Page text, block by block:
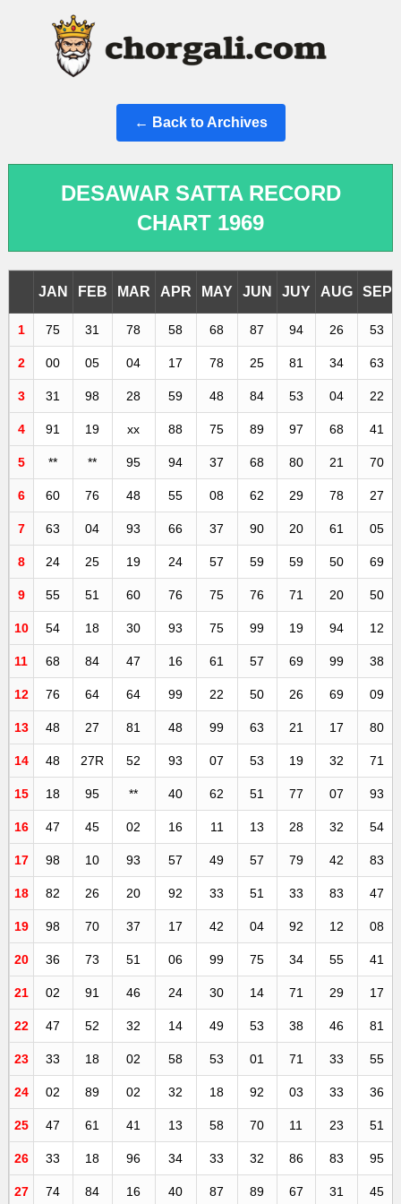
← Back to Archives
DESAWAR SATTA RECORD
CHART 1969
JAN FEB MAR APR MAY JUN JUY AUG SEP
1 75 31 78 58 68 87 94 26 53
2 00 05 04 17 78 25 81 34 63
3 31 98 28 59 48 84 53 04 22
4 91 19 xx 88 75 89 97 68 41
5 ** ** 95 94 37 68 80 21 70
6 60 76 48 55 08 62 29 78 27
7 63 04 93 66 37 90 20 61 05
8 24 25 19 24 57 59 59 50 69
9 55 51 60 76 75 76 71 20 50
10 54 18 30 93 75 99 19 94 12
11 68 84 47 16 61 57 69 99 38
12 76 64 64 99 22 50 26 69 09
13 48 27 81 48 99 63 21 17 80
14 48 27R 52 93 07 53 19 32 71
15 18 95 ** 40 62 51 77 07 93
16 47 45 02 16 11 13 28 32 54
17 98 10 93 57 49 57 79 42 83
18 82 26 20 92 33 51 33 83 47
19 98 70 37 17 42 04 92 12 08
20 36 73 51 06 99 75 34 55 41
21 02 91 46 24 30 14 71 29 17
22 47 52 32 14 49 53 38 46 81
23 33 18 02 58 53 01 71 33 55
24 02 89 02 32 18 92 03 33 36
25 47 61 41 13 58 70 11 23 51
26 33 18 96 34 33 32 86 83 95
27 74 84 16 40 87 89 67 31 45